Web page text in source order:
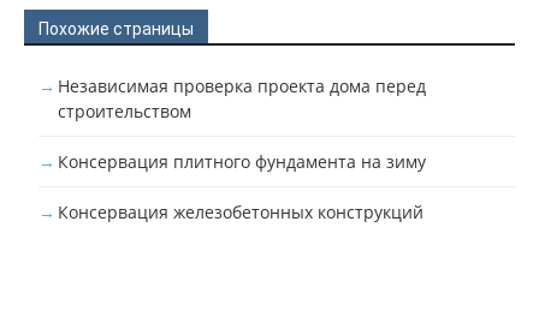
Похожие страницы
Независимая проверка проекта дома перед
строительством
Консервация плитного фундамента на зиму
Консервация железобетонных конструкций